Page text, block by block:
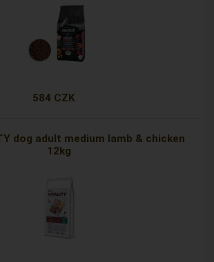
584 CZK
dog adult medium lamb & chicken
12kg